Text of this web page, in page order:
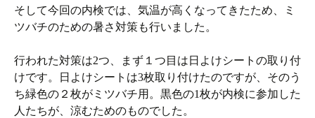
そして今回の内検では、気温が高くなってきたため、ミ
ツバチのための暑さ対策も行いました。
行われた対策は2つ、まず１つ目は日よけシートの取り付
けです。日よけシートは3枚取り付けたのですが、そのう
ち緑色の２枚がミツバチ用。黒色の1枚が内検に参加した
人たちが、涼むためのものでした。